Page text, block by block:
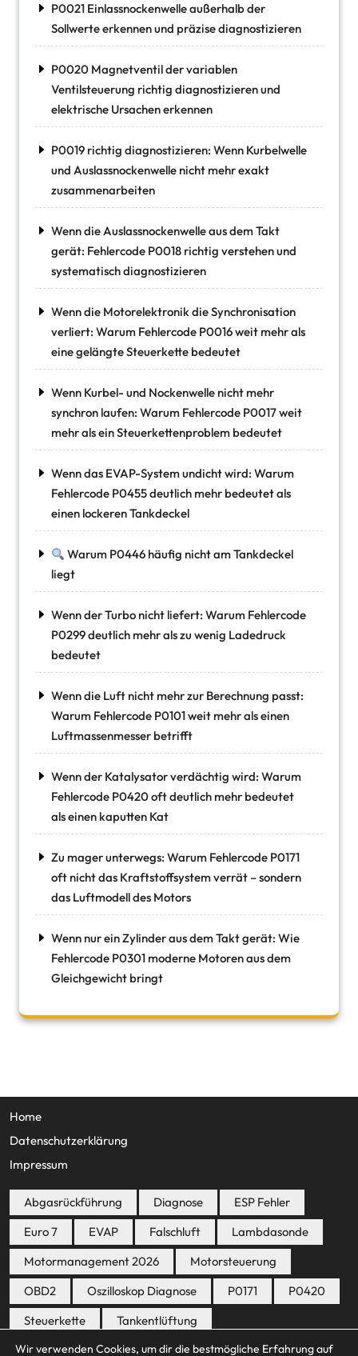
P0021 Einlassnockenwelle außerhalb der
Sollwerte erkennen und präzise diagnostizieren
P0020 Magnetventil der variablen
Ventilsteuerung richtig diagnostizieren und
elektrische Ursachen erkennen
P0019 richtig diagnostizieren: Wenn Kurbelwelle
und Auslassnockenwelle nicht mehr exakt
zusammenarbeiten
Wenn die Auslassnockenwelle aus dem Takt
gerät: Fehlercode P0018 richtig verstehen und
systematisch diagnostizieren
Wenn die Motorelektronik die Synchronisation
verliert: Warum Fehlercode P0016 weit mehr als
eine gelängte Steuerkette bedeutet
Wenn Kurbel- und Nockenwelle nicht mehr
synchron laufen: Warum Fehlercode P0017 weit
mehr als ein Steuerkettenproblem bedeutet
Wenn das EVAP-System undicht wird: Warum
Fehlercode P0455 deutlich mehr bedeutet als
einen lockeren Tankdeckel
Warum P0446 häufig nicht am Tankdeckel
liegt
Wenn der Turbo nicht liefert: Warum Fehlercode
P0299 deutlich mehr als zu wenig Ladedruck
bedeutet
Wenn die Luft nicht mehr zur Berechnung passt:
Warum Fehlercode P0101 weit mehr als einen
Luftmassenmesser betrifft
Wenn der Katalysator verdächtig wird: Warum
Fehlercode P0420 oft deutlich mehr bedeutet
als einen kaputten Kat
Zu mager unterwegs: Warum Fehlercode P0171
oft nicht das Kraftstoffsystem verrät – sondern
das Luftmodell des Motors
Wenn nur ein Zylinder aus dem Takt gerät: Wie
Fehlercode P0301 moderne Motoren aus dem
Gleichgewicht bringt
Home
Datenschutzerklärung
Impressum
Abgasrückführung Diagnose
ESP Fehler
Euro 7
EVAP Falschluft
Lambdasonde
Motormanagement 2026
Motorsteuerung
OBD2
Oszilloskop Diagnose P0171
P0420
Steuerkette
Tankentlüftung
Wir verwenden Cookies, um dir die bestmögliche Erfahrung auf